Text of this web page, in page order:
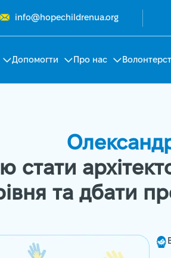
info@hopechildrenua.org
Допомогти Про нас
стати
та дбати